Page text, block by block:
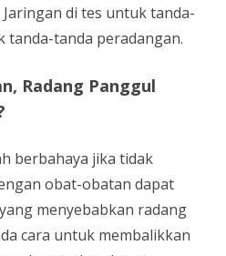
di tes untuk tanda-
tanda-tanda peradangan.
Radang Panggul
berbahaya jika tidak
obat-obatan dapat
menyebabkan radang
cara untuk membalikkan